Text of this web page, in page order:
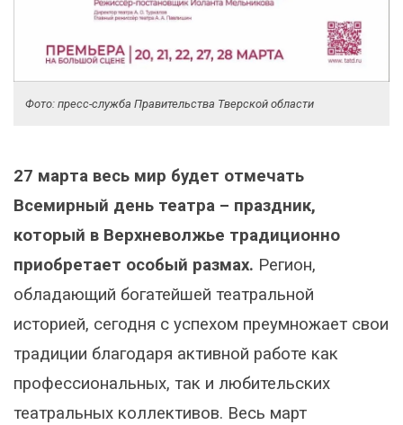
Фото: пресс-служба Правительства Тверской области
27 марта весь мир будет отмечать
Всемирный день театра – праздник,
который в Верхневолжье традиционно
приобретает особый размах. Регион,
обладающий богатейшей театральной
историей, сегодня с успехом преумножает свои
традиции благодаря активной работе как
профессиональных, так и любительских
театральных коллективов. Весь март